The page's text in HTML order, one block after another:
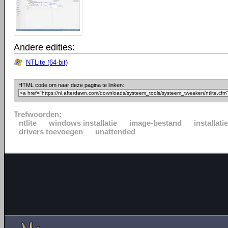
Andere edities:
NTLite (64-bit)
HTML code om naar deze pagina te linken:
Trefwoorden:
ntlite
windows installatie image-bestand
drivers toevoegen
unattended